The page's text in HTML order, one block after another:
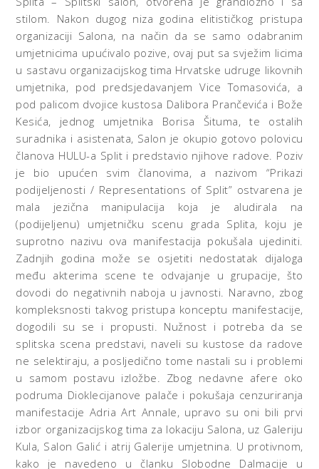
stilom. Nakon dugog niza godina elitističkog pristupa
organizaciji Salona, na način da se samo odabranim
umjetnicima upućivalo pozive, ovaj put sa svježim licima
u sastavu organizacijskog tima Hrvatske udruge likovnih
umjetnika, pod predsjedavanjem Vice Tomasovića, a
pod palicom dvojice kustosa Dalibora Prančevića i Bože
Kesića, jednog umjetnika Borisa Šituma, te ostalih
suradnika i asistenata, Salon je okupio gotovo polovicu
članova HULU-a Split i predstavio njihove radove. Poziv
je bio upućen svim članovima, a nazivom “Prikazi
podijeljenosti / Representations of Split” ostvarena je
mala jezična manipulacija koja je aludirala na
(podijeljenu) umjetničku scenu grada Splita, koju je
suprotno nazivu ova manifestacija pokušala ujediniti.
Zadnjih godina može se osjetiti nedostatak dijaloga
među akterima scene te odvajanje u grupacije, što
dovodi do negativnih naboja u javnosti. Naravno, zbog
kompleksnosti takvog pristupa konceptu manifestacije,
dogodili su se i propusti. Nužnost i potreba da se
splitska scena predstavi, naveli su kustose da radove
ne selektiraju, a posljedično tome nastali su i problemi
u samom postavu izložbe. Zbog nedavne afere oko
podruma Dioklecijanove palače i pokušaja cenzuriranja
manifestacije Adria Art Annale, upravo su oni bili prvi
izbor organizacijskog tima za lokaciju Salona, uz Galeriju
Kula, Salon Galić i atrij Galerije umjetnina. U protivnom,
kako je navedeno u članku Slobodne Dalmacije u